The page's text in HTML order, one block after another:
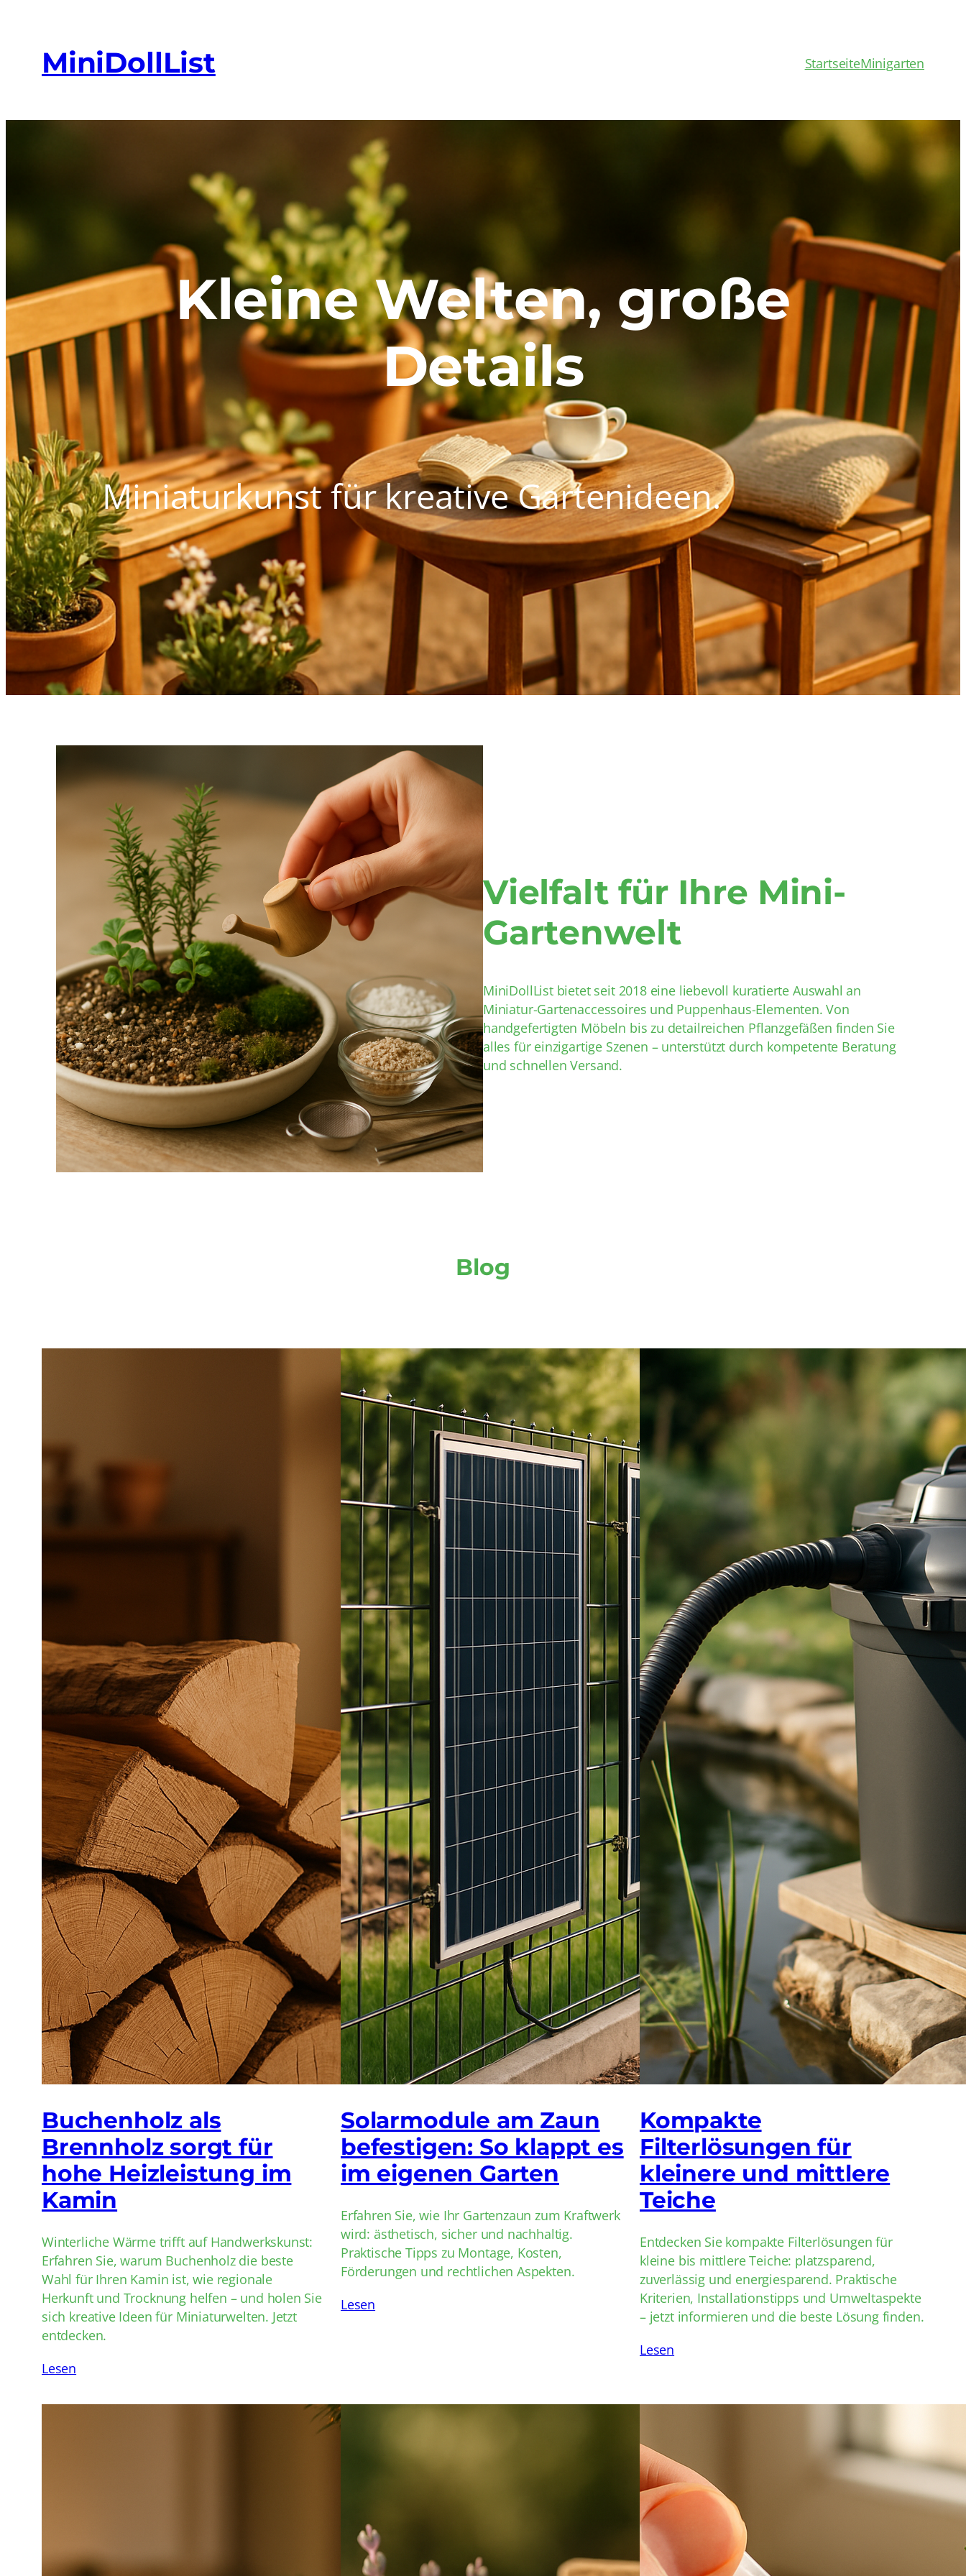
MiniDollList StartseiteMinigarten
Kleine Welten, große
Details
Miniaturkunst für kreative Gartenideen.
Vielfalt für Ihre Mini-
Gartenwelt
MiniDollList bietet seit 2018 eine liebevoll kuratierte Auswahl an
Miniatur-Gartenaccessoires und Puppenhaus-Elementen. Von
handgefertigten Möbeln bis zu detailreichen Pflanzgefäßen finden Sie
alles für einzigartige Szenen – unterstützt durch kompetente Beratung
und schnellen Versand.
Blog
Buchenholz als
Brennholz sorgt für
hohe Heizleistung im
Kamin
Winterliche Wärme trifft auf Handwerkskunst:
Erfahren Sie, warum Buchenholz die beste
Wahl für Ihren Kamin ist, wie regionale
Herkunft und Trocknung helfen – und holen Sie
sich kreative Ideen für Miniaturwelten. Jetzt
entdecken.
Lesen
Solarmodule am Zaun
befestigen: So klappt es
im eigenen Garten
Erfahren Sie, wie Ihr Gartenzaun zum Kraftwerk
wird: ästhetisch, sicher und nachhaltig.
Praktische Tipps zu Montage, Kosten,
Förderungen und rechtlichen Aspekten.
Lesen
Kompakte
Filterlösungen für
kleinere und mittlere
Teiche
Entdecken Sie kompakte Filterlösungen für
kleine bis mittlere Teiche: platzsparend,
zuverlässig und energiesparend. Praktische
Kriterien, Installationstipps und Umweltaspekte
– jetzt informieren und die beste Lösung finden.
Lesen